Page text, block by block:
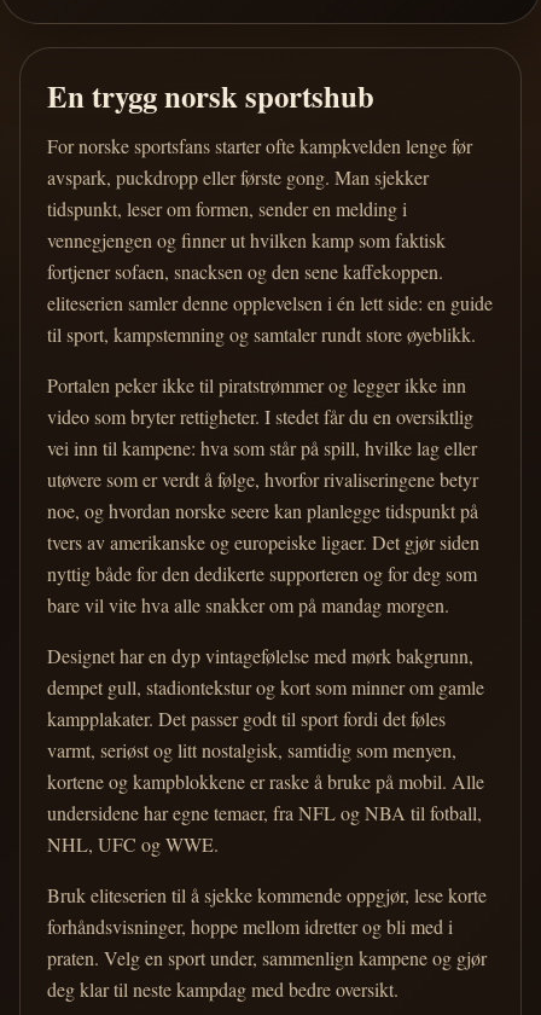
En trygg norsk sportshub
For norske sportsfans starter ofte kampkvelden lenge før
avspark, puckdropp eller første gong. Man sjekker
tidspunkt, leser om formen, sender en melding i
vennegjengen og finner ut hvilken kamp som faktisk
fortjener sofaen, snacksen og den sene kaffekoppen.
eliteserien samler denne opplevelsen i én lett side: en guide
til sport, kampstemning og samtaler rundt store øyeblikk.
Portalen peker ikke til piratstrømmer og legger ikke inn
video som bryter rettigheter. I stedet får du en oversiktlig
vei inn til kampene: hva som står på spill, hvilke lag eller
utøvere som er verdt å følge, hvorfor rivaliseringene betyr
noe, og hvordan norske seere kan planlegge tidspunkt på
tvers av amerikanske og europeiske ligaer. Det gjør siden
nyttig både for den dedikerte supporteren og for deg som
bare vil vite hva alle snakker om på mandag morgen.
Designet har en dyp vintagefølelse med mørk bakgrunn,
dempet gull, stadiontekstur og kort som minner om gamle
kampplakater. Det passer godt til sport fordi det føles
varmt, seriøst og litt nostalgisk, samtidig som menyen,
kortene og kampblokkene er raske å bruke på mobil. Alle
undersidene har egne temaer, fra NFL og NBA til fotball,
NHL, UFC og WWE.
Bruk eliteserien til å sjekke kommende oppgjør, lese korte
forhåndsvisninger, hoppe mellom idretter og bli med i
praten. Velg en sport under, sammenlign kampene og gjør
deg klar til neste kampdag med bedre oversikt.